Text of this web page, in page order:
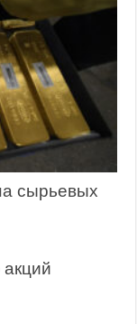
сырьевых